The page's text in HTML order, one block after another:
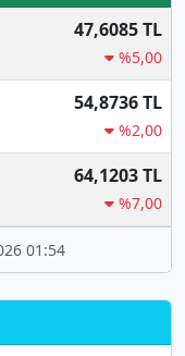
47,6085 TL
%5,00
54,8736 TL
%2,00
64,1203 TL
%7,00
01:54